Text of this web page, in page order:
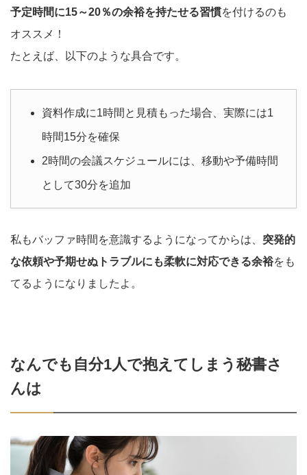
予定時間に15～20％の余裕を持たせる習慣を付けるのも
オススメ！
たとえば、以下のような具合です。
資料作成に1時間と見積もった場合、実際には1
時間15分を確保
2時間の会議スケジュールには、移動や予備時間
として30分を追加
私もバッファ時間を意識するようになってからは、 突発的
な依頼や予期せぬトラブルにも柔軟に対応できる余裕をも
てるようになりましたよ。
なんでも自分1人で抱えてしまう秘書さ
んは